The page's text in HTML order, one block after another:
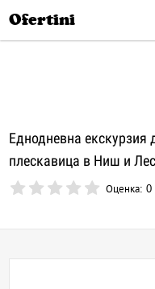
Ofertini
Еднодневна екскурзия
плескавица в Ниш и
Оценка:0